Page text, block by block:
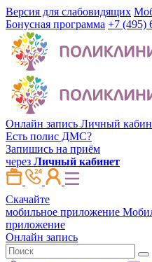
Версия для слабовидящих
Бонусная программа +7 (495)
Онлайн запись Личный
Есть полис ДМС?
Запишись на приём
через Личный кабинет
Скачайте
мобильное приложение
приложение
Онлайн запись